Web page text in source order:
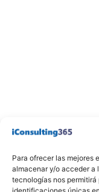
Para ofrecer las mejores
almacenar y/o acceder a
tecnologías nos